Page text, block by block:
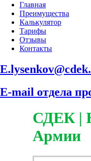
Главная
Преимущества
Калькулятор
Тарифы
Отзывы
Контакты
E-mail отдела
СДЕК |
Армии